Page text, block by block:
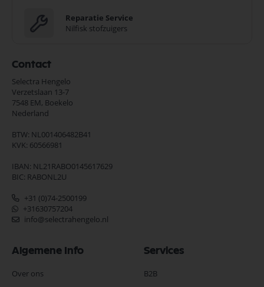
Reparatie Service
Nilfisk stofzuigers
Contact
Selectra Hengelo
Verzetslaan 13-7
7548 EM, Boekelo
Nederland
BTW: NL001406482B41
KVK: 60566981
IBAN: NL21RABO0145617629
BIC: RABONL2U
+31 (0)74-2500199
+31630757204
info@selectrahengelo.nl
Algemene Info
Over ons
Services
B2B